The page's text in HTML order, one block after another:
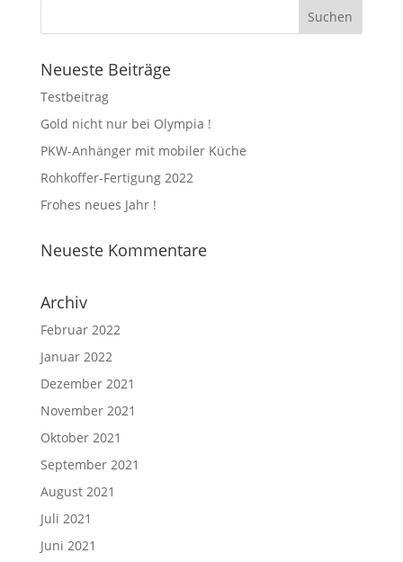
Neueste Beiträge
Testbeitrag
Gold nicht nur bei Olympia !
PKW-Anhänger mit mobiler Küche
Rohkoffer-Fertigung 2022
Frohes neues Jahr !
Neueste Kommentare
Archiv
Februar 2022
Januar 2022
Dezember 2021
November 2021
Oktober 2021
September 2021
August 2021
Juli 2021
Juni 2021